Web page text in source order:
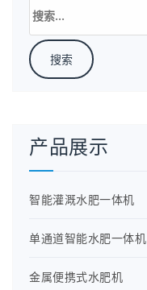
索：
产品展示
智能灌溉水肥一体机
单通道智能水肥一体机
金属便携式水肥机